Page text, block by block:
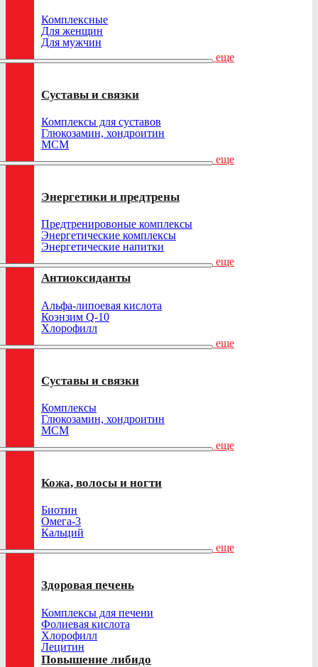
Комплексные
Для женщин
Для мужчин
еще
Суставы и связки
Комплексы для суставов
Глюкозамин, хондроитин
МСМ
еще
Энергетики и предтрены
Предтренировоные комплексы
Энергетические комплексы
Энергетические напитки
еще
Антиоксиданты
Альфа-липоевая кислота
Коэнзим Q-10
Хлорофилл
еще
Суставы и связки
Комплексы
Глюкозамин, хондроитин
МСМ
еще
Кожа, волосы и ногти
Биотин
Омега-3
Кальций
еще
Здоровая печень
Комплексы для печени
Фолиевая кислота
Хлорофилл
Лецитин
Повышение либидо